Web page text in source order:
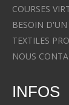
COURSES
BESOIN
TEXTILES
NOUS
INFOS